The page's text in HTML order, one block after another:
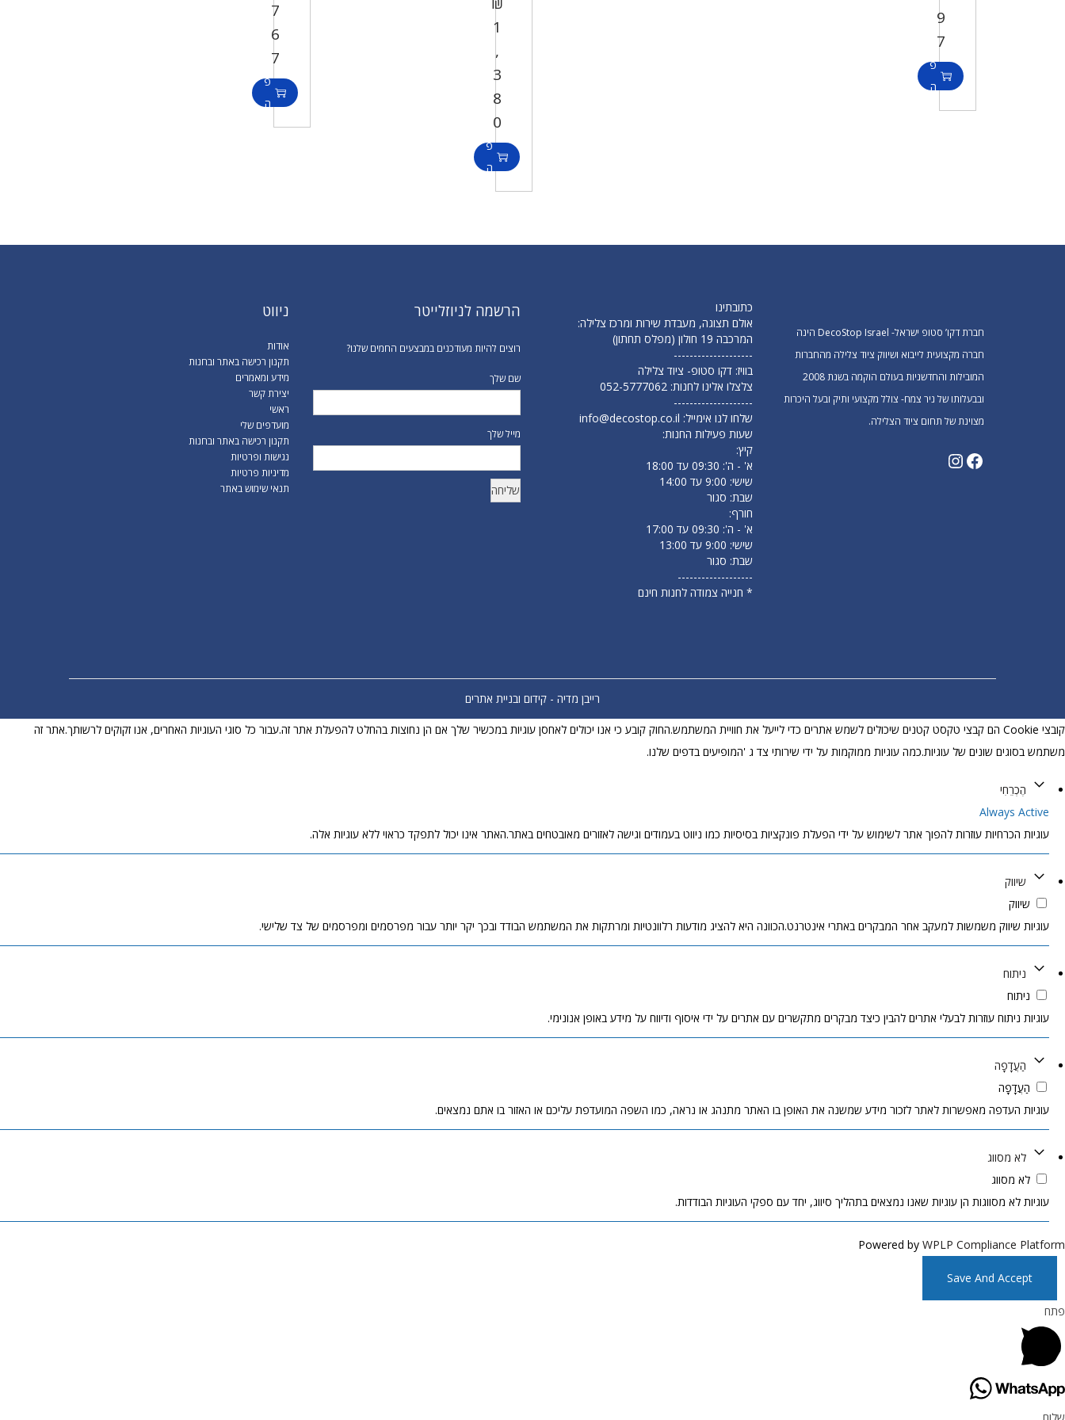
9
7
פ
ה
1
,
3
8
0
פ
ה
7
6
7
פ
ה
ניווט
אודות
תקנון רכישה באתר ובחנות
מידע ומאמרים
יצירת קשר
ראשי
מועדפים שלי
תקנון רכישה באתר ובחנות
נגישות ופרטיות
מדיניות פרטיות
תנאי שימוש באתר
הרשמה לניוזלייטר
רוצים להיות מעודכנים במבצעים החמים שלנו?
שם שלך
מייל שלך
כתובתינו
אולם תצוגה, מעבדת שירות ומרכז צלילה:
המרכבה 19 חולון (מפלס תחתון)
--------------------
בוויז: דקו סטופ- ציוד צלילה
צלצלו אלינו לחנות:052-5777062
--------------------
שלחו לנו אימייל: info@decostop.co.il
שעות פעילות החנות:
קיץ:
א' - ה': 09:30 עד 18:00
שישי: 9:00 עד 14:00
שבת: סגור
חורף:
א' - ה': 09:30 עד 17:00
שישי: 9:00 עד 13:00
שבת: סגור
-------------------
* חנייה צמודה לחנות חינם
חברת דקו’ סטופ ישראל- DecoStop Israel הינה
חברה מקצועית לייבוא ושיווק ציוד צלילה מהחברות
המובילות והחדשניות בעולם הוקמה בשנת 2008
ובבעלותו של ניר צמח- צולל מקצועי ותיק ובעל היכרות
מצוינת של תחום ציוד הצלילה.
רייבן מדיה - קידום ובניית אתרים
קובצי Cookie הם קבצי טקסט קטנים שיכולים לשמש אתרים כדי לייעל את חוויית המשתמש.החוק קובע כי אנו יכולים לאחסן עוגיות במכשיר שלך אם הן נחוצות בהחלט להפעלת אתר זה.עבור כל סוגי העוגיות האחרים, אנו זקוקים לרשותך.אתר זה
משתמש בסוגים שונים של עוגיות.כמה עוגיות ממוקמות על ידי שירותי צד ג 'המופיעים בדפים שלנו.
הֶכְרֵחִי
Always Active
עוגיות הכרחיות עוזרות להפוך אתר לשימוש על ידי הפעלת פונקציות בסיסיות כמו ניווט בעמודים וגישה לאזורים מאובטחים באתר.האתר אינו יכול לתפקד כראוי ללא עוגיות אלה.
שיווק
שיווק
עוגיות שיווק משמשות למעקב אחר המבקרים באתרי אינטרנט.הכוונה היא להציג מודעות רלוונטיות ומרתקות את המשתמש הבודד ובכך יקר יותר עבור מפרסמים ומפרסמים של צד שלישי.
ניתוח
ניתוח
עוגיות ניתוח עוזרות לבעלי אתרים להבין כיצד מבקרים מתקשרים עם אתרים על ידי איסוף ודיווח על מידע באופן אנונימי.
הַעֲדָפָה
הַעֲדָפָה
עוגיות העדפה מאפשרות לאתר לזכור מידע שמשנה את האופן בו האתר מתנהג או נראה, כמו השפה המועדפת עליכם או האזור בו אתם נמצאים.
לא מסווג
לא מסווג
עוגיות לא מסווגות הן עוגיות שאנו נמצאים בתהליך סיווג, יחד עם ספקי העוגיות הבודדות.
Powered by WPLP Compliance Platform
Save And Accept
פתח